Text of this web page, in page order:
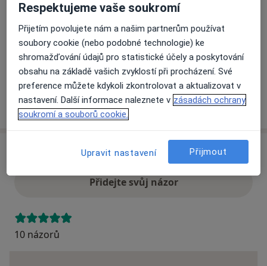
Přiblížit mapuse otevře v nové záložce
Dostupnost
Na této adrese online kalendář není aktivní
Co mám v takové situaci udělat?
Více
Přidejte svůj názor
10 názorů
Respektujeme vaše soukromí
Přijetím povolujete nám a našim partnerům používat
soubory cookie (nebo podobné technologie) ke
shromažďování údajů pro statistické účely a poskytování
obsahu na základě vašich zvyklostí při procházení. Své
preference můžete kdykoli zkontrolovat a aktualizovat v
nastavení. Další informace naleznete v zásadách ochrany
soukromí a souborů cookie.
Upravit nastavení Přijmout